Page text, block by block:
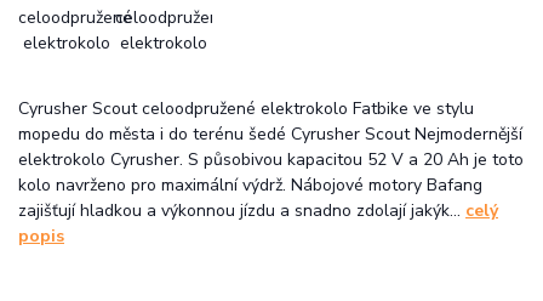
Cyrusher Scout celoodpružené elektrokolo Fatbike ve stylu
mopedu do města i do terénu šedé Cyrusher Scout Nejmodernější
elektrokolo Cyrusher. S působivou kapacitou 52 V a 20 Ah je toto
kolo navrženo pro maximální výdrž. Nábojové motory Bafang
zajišťují hladkou a výkonnou jízdu a snadno zdolají jakýk... celý
popis